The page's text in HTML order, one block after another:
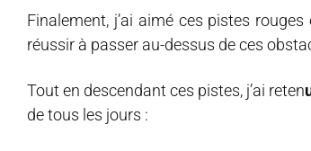
Finalement, j’ai aimé ces pistes
réussir à passer au-dessus de ces
Tout en descendant ces pistes, j’ai reten
de tous les jours :